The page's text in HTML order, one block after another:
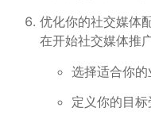
优化你的社交媒体
在开始社交媒体推
选择适合你
定义你的目标